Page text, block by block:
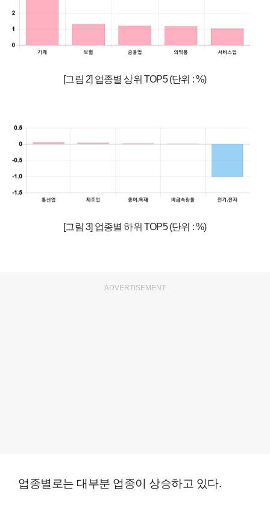
[그림 2] 업종별 상위 TOP5 (단위 : %)
[그림 3] 업종별 하위 TOP5 (단위 : %)
ADVERTISEMENT
업종별로는 대부분 업종이 상승하고 있다.